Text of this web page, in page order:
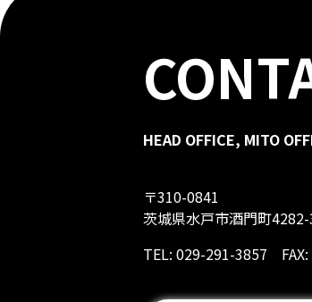
HEAD OFFICE, MITO
〒310-0841
茨城県水戸市酒門町
TEL: 029-291-3857